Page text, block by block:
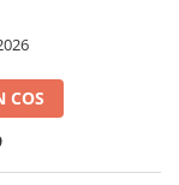
COS